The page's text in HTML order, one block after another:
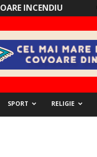
INCENDIU
SPORT RELIGIE